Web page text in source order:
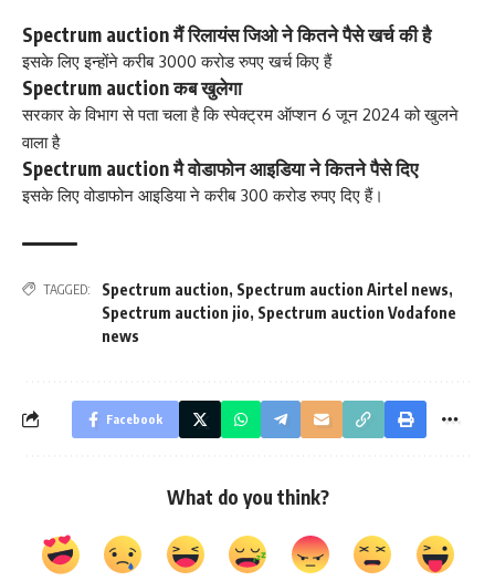
Spectrum auction मैं रिलायंस जिओ ने कितने पैसे खर्च की है
इसके लिए इन्होंने करीब 3000 करोड रुपए खर्च किए हैं
Spectrum auction कब खुलेगा
सरकार के विभाग से पता चला है कि स्पेक्ट्रम ऑप्शन 6 जून 2024 को खुलने
वाला है
Spectrum auction मै वोडाफोन आइडिया ने कितने पैसे दिए
इसके लिए वोडाफोन आइडिया ने करीब 300 करोड रुपए दिए हैं।
TAGGED: Spectrum auction, Spectrum auction Airtel news,
Spectrum auction jio, Spectrum auction Vodafone
news
Facebook
What do you think?